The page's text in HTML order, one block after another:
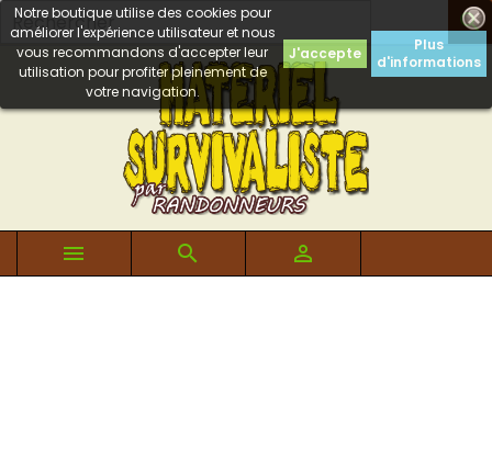

Notre boutique utilise des cookies pour
améliorer l'expérience utilisateur et nous
vous recommandons d'accepter leur
utilisation pour profiter pleinement de
votre navigation.
J'accepte
Plus
d'informations
  